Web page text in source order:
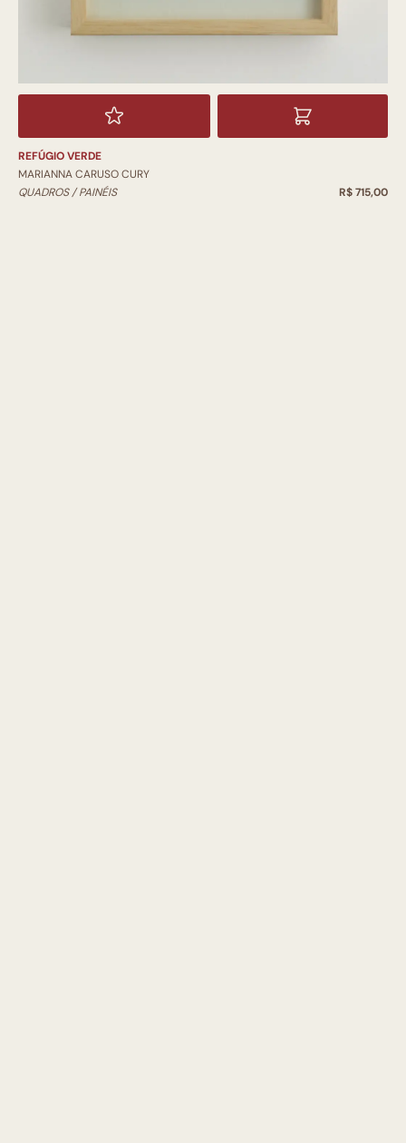
REFÚGIO VERDE
MARIANNA CARUSO CURY
QUADROS / PAINÉIS
R$ 715,00